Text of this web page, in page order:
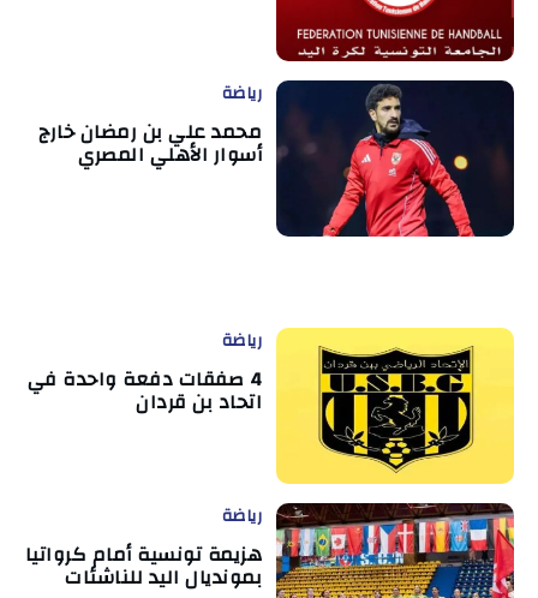
رياضة
محمد علي بن رمضان خارج
أسوار الأهلي المصري
رياضة
4 صفقات دفعة واحدة في
اتحاد بن قردان
رياضة
هزيمة تونسية أمام كرواتيا
بمونديال اليد للناشئات